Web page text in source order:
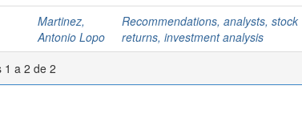
Martinez,
Antonio Lopo
Recommendations, analysts, stock
returns, investment analysis
1 a 2 de 2